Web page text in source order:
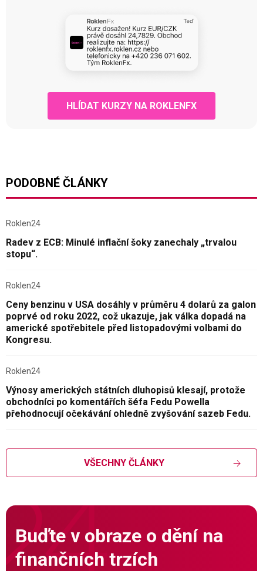
HLÍDAT KURZY NA ROKLENFX
PODOBNÉ ČLÁNKY
Roklen24
Radev z ECB: Minulé inflační šoky zanechaly „trvalou
stopu“.
Roklen24
Ceny benzinu v USA dosáhly v průměru 4 dolarů za galon
poprvé od roku 2022, což ukazuje, jak válka dopadá na
americké spotřebitele před listopadovými volbami do
Kongresu.
Roklen24
Výnosy amerických státních dluhopisů klesají, protože
obchodníci po komentářích šéfa Fedu Powella
přehodnocují očekávání ohledně zvyšování sazeb Fedu.
VŠECHNY ČLÁNKY
Buďte v obraze o dění na
finančních trzích